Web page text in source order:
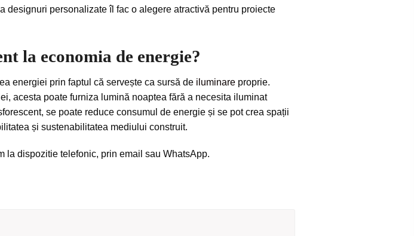
personalizate îl fac o alegere atractivă pentru proiecte
la economia de energie?
energiei prin faptul că servește ca sursă de iluminareproprie.
acesta poate furniza lumină noaptea fără a necesita iluminat
se poate reduce consumul de energie și se pot crea spații
și sustenabilitatea mediului construit.
la dispozitie telefonic, prin email sau WhatsApp.